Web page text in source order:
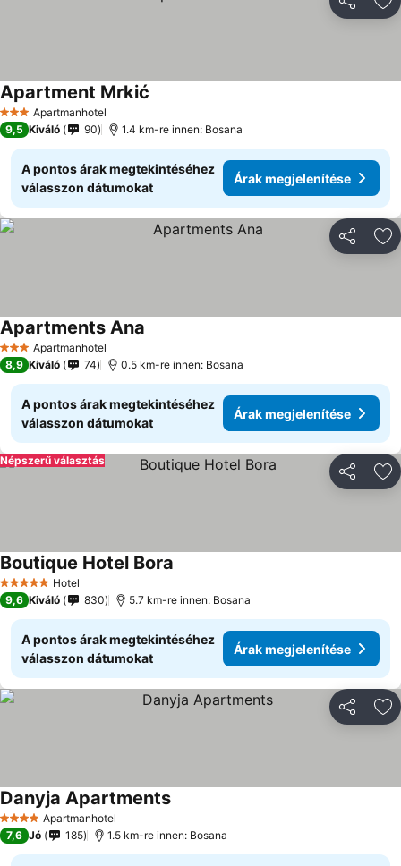
3 KategóriaApartmanhotel
Apartment Mrkić
9,5 Kiváló 90 1.4 km-re innen: Bosana
A pontos árak megtekintéséhez
válasszon dátumokat
Árak megjelenítése
3 KategóriaApartmanhotel
Apartments Ana
8,9 Kiváló 74 0.5 km-re innen: Bosana
A pontos árak megtekintéséhez
válasszon dátumokat
Árak megjelenítése
Népszerű választás
5 KategóriaHotel
Boutique Hotel Bora
9,6 Kiváló 830 5.7 km-re innen: Bosana
A pontos árak megtekintéséhez
válasszon dátumokat
Árak megjelenítése
4 KategóriaApartmanhotel
Danyja Apartments
7,6 Jó 185 1.5 km-re innen: Bosana